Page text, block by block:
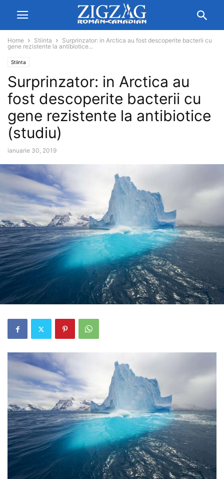
Home Stiinta
Surprinzator: in Arctica au fost descoperite bacterii cu
gene rezistente la antibiotice...
Stiinta
Surprinzator: in Arctica au
fost descoperite bacterii cu
gene rezistente la antibiotice
(studiu)
ianuarie 30, 2019